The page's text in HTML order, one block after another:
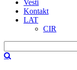
Vesti
Kontakt
LAT
CIR